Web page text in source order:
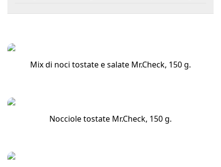
Mix di noci tostate e salate Mr.Check, 150 g.
Nocciole tostate Mr.Check, 150 g.